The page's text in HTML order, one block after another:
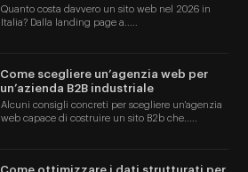
Quanto costa davvero un sito web nel 2026 in
Italia? Dalla landing page a.....
Come scegliere un’agenzia web per
un’azienda B2B industriale
Alcuni consigli concreti per scegliere un'agenzia
web capace di costruire un sito B2b che.....